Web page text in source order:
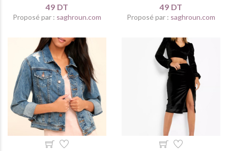
49 DT
Proposé par : saghroun.com
49 DT
Proposé par : saghroun.com